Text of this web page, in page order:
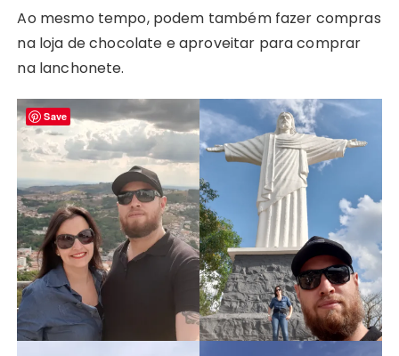
Ao mesmo tempo, podem também fazer compras
na loja de chocolate e aproveitar para comprar
na lanchonete.
Save